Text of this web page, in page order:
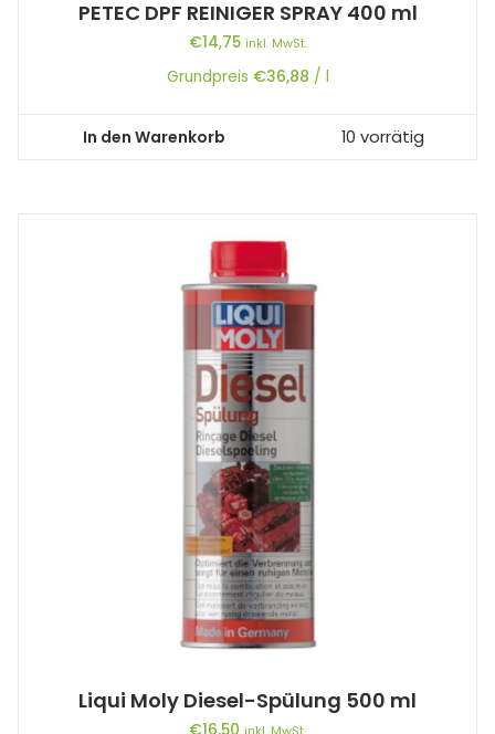
PETEC DPF REINIGER SPRAY 400 ml
€14,75 inkl. MwSt.
Grundpreis €36,88 / l
In den Warenkorb 10 vorrätig
Liqui Moly Diesel-Spülung 500 ml